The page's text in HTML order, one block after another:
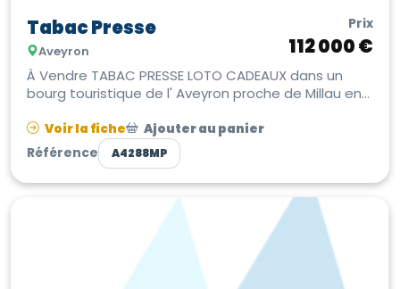
Tabac Presse
Aveyron
Prix
112 000 €
À Vendre TABAC PRESSE LOTO CADEAUX dans un
bourg touristique de l' Aveyron proche de Millau en
Voir la fiche Ajouter au panier
Référence A4288MP